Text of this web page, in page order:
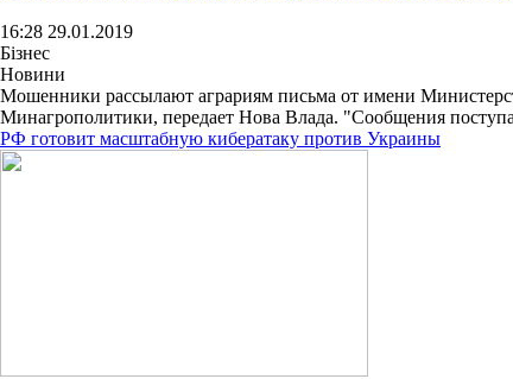
16:28 29.01.2019
Бізнес
Новини
Мошенники рассылают аграриям письма от имени
Минагрополитики, передает Нова Влада. "Сообщения
РФ готовит масштабную кибератаку против Украины